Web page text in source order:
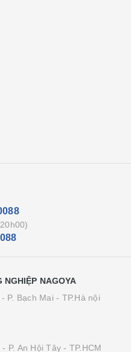
NGHIỆP NAGOYA
P. Bạch Mai - TP.Hà nội
P. An Hội Tây - TP.HCM